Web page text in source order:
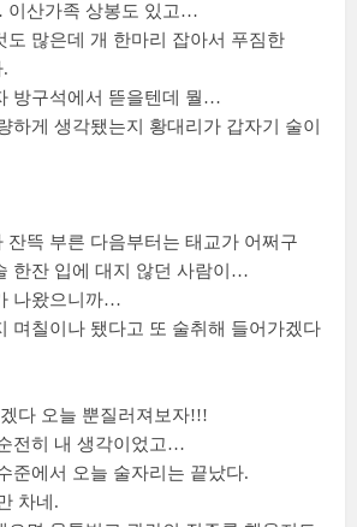
이산가족 상봉도 있고…
도 많은데 개 한마리 잡아서 푸짐한
방구석에서 뜯을텐데 뭘…
하게 생각됐는지 황대리가 갑자기 술이
잔뜩 부른 다음부터는 태교가 어쩌구
한잔 입에 대지 않던 사람이…
나왔으니까…
며칠이나 됐다고 또 술취해 들어가겠다
다 오늘 뿐질러져보자!!!
전히 내 생각이었고…
준에서 오늘 술자리는 끝났다.
차네.